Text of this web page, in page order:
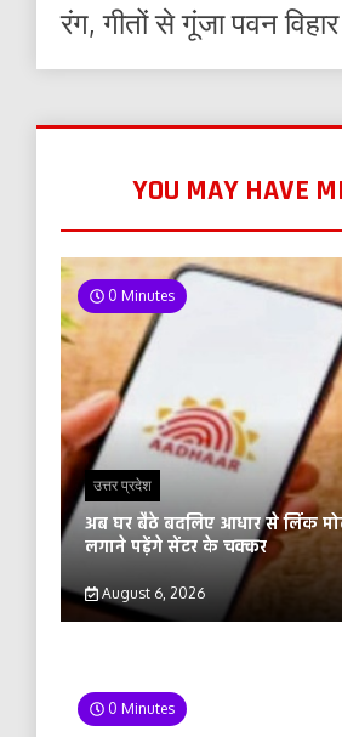
रंग, गीतों से गूंजा पवन विहार
YOU MAY HAVE
0 Minutes
उत्तर प्रदेश
अब घर बैठे बदलिए आधार से लिंक
लगाने पड़ेंगे सेंटर के चक्कर
August 6, 2026
0 Minutes